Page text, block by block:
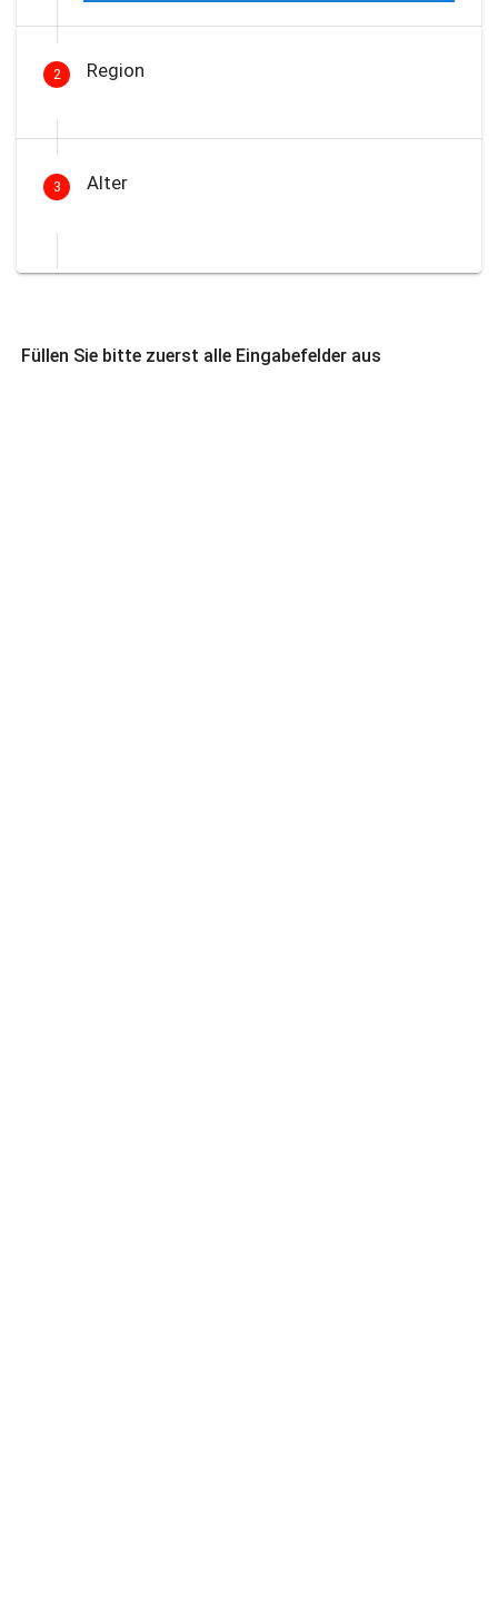
2 Region
3 Alter
Füllen Sie bitte zuerst alle Eingabefelder aus